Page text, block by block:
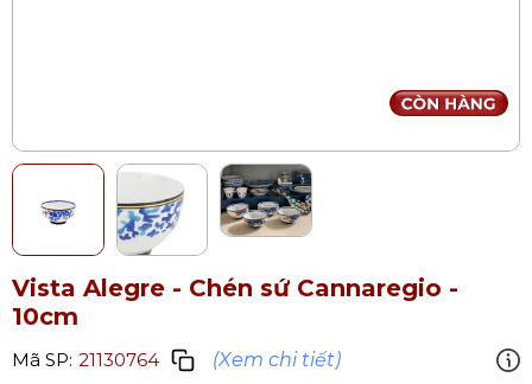
Vista Alegre - Chén sứ Cannaregio -
10cm
Mã SP: 21130764
(Xem chi tiết)